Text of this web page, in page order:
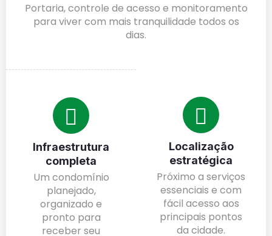
Portaria, controle de acesso e monitoramento
para viver com mais tranquilidade todos os
dias.
Infraestrutura
completa
Um condomínio
planejado,
organizado e
pronto para
receber seu
Localização
estratégica
Próximo a serviços
essenciais e com
fácil acesso aos
principais pontos
da cidade.